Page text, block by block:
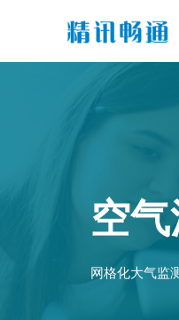
空
网格化大气监